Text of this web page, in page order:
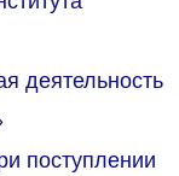
деятельность
поступлении